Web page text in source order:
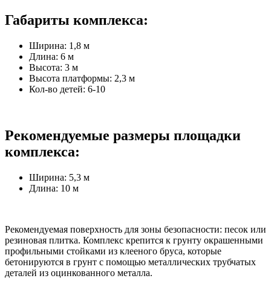
Габариты комплекса:
Ширина: 1,8 м
Длина: 6 м
Высота: 3 м
Высота платформы: 2,3 м
Кол-во детей: 6-10
Рекомендуемые размеры площадки
комплекса:
Ширина: 5,3 м
Длина: 10 м
Рекомендуемая поверхность для зоны безопасности: песок или
резиновая плитка. Комплекс крепится к грунту окрашенными
профильными стойками из клееного бруса, которые
бетонируются в грунт с помощью металлических трубчатых
деталей из оцинкованного металла.